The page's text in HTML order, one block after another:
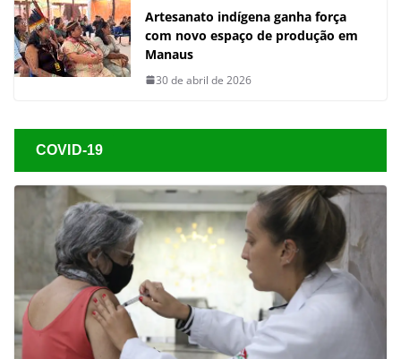
Artesanato indígena ganha força
com novo espaço de produção em
Manaus
30 de abril de 2026
COVID-19